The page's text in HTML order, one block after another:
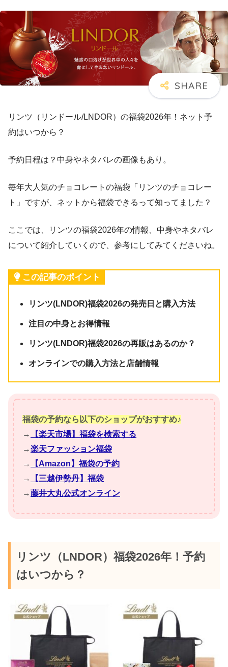
リンツ（リンドール/LNDOR）の福袋2026年！ネット予
約はいつから？
予約日程は？中身やネタバレの画像もあり。
毎年大人気のチョコレートの福袋「リンツのチョコレー
ト」ですが、ネットから福袋できるって知ってました？
ここでは、リンツの福袋2026年の情報、中身やネタバレ
について紹介していくので、参考にしてみてくださいね。
この記事のポイント
リンツ(LNDOR)福袋2026の発売日と購入方法
注目の中身とお得情報
リンツ(LNDOR)福袋2026の再販はあるのか？
オンラインでの購入方法と店舗情報
福袋の予約なら以下のショップがおすすめ♪
→
【楽天市場】福袋を検索する
→楽天ファッション福袋
→
【Amazon】福袋の予約
→
【三越伊勢丹】福袋
→藤井大丸公式オンライン
リンツ（LNDOR）福袋2026年！予約
はいつから？